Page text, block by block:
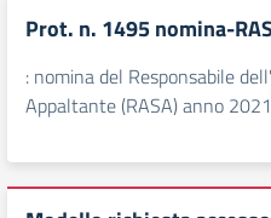
Prot. n. 1495 nomina-
: nomina del Responsabile
Appaltante (RASA) anno 2021